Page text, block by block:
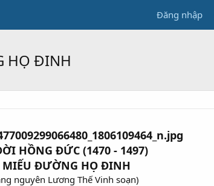
Đăng nhập
HỌ ĐINH
HỒNG ĐỨC (1470 - 1497)
MIẾU ĐƯỜNG HỌ ĐINH
nguyên Lương Thế Vinh soạn)​